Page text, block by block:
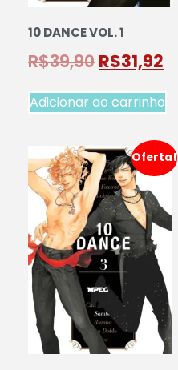
10 DANCE VOL. 1
R$39,90 R$31,92
Adicionar ao carrinho
Oferta!